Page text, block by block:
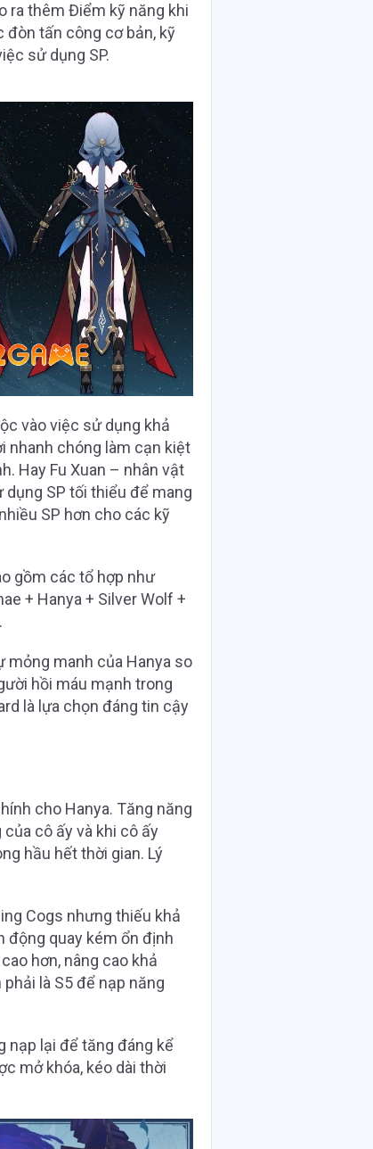
ra thêm Điểm kỹ năng khi
đòn tấn công cơ bản, kỹ
sử dụng SP.
vào việc sử dụng khả
nhanh chóng làm cạn kiệt
Hay Fu Xuan – nhân vật
dụng SP tối thiểu để mang
SP hơn cho các kỹ
gồm các tổ hợp như
+ Hanya + Silver Wolf +
mỏng manh của Hanya so
hồi máu mạnh trong
là lựa chọn đáng tin cậy
cho Hanya. Tăng năng
cô ấy và khi cô ấy
hầu hết thời gian. Lý
Cogs nhưng thiếu khả
động quay kém ổn định
hơn, nâng cao khả
là S5 để nạp năng
nạp lại để tăng đáng kể
mở khóa, kéo dài thời